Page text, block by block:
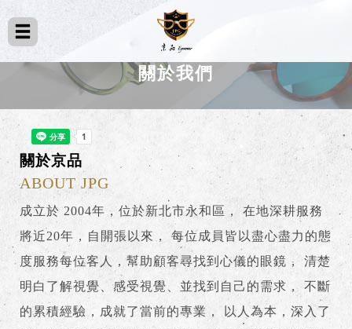
關於我們
關於京品
ABOUT JPG
成立於 2004年，位於新北市永和區， 在地深耕服務
將近20年，自開張以來， 每位成員皆以盡心盡力的態
度服務每位客人，幫助顧客尋找到心儀的眼鏡， 清楚
明白了解視覺、感受視覺、並找到自己的需求， 不斷
的累積經驗，成就了當前的專業， 以人為本，深入了